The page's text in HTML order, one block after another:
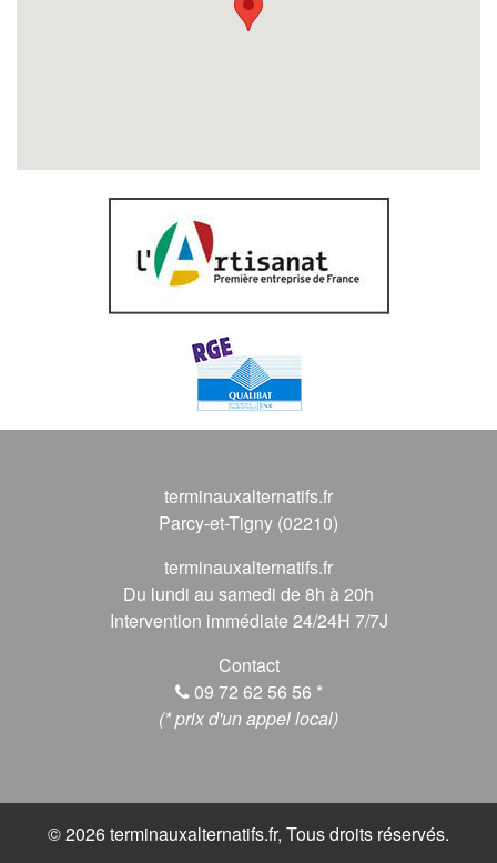
terminauxalternatifs.fr
Parcy-et-Tigny (02210)
terminauxalternatifs.fr
Du lundi au samedi de 8h à 20h
Intervention immédiate 24/24H 7/7J
Contact
09 72 62 56 56 *
(* prix d'un appel local)
© 2026 terminauxalternatifs.fr, Tous droits réservés.